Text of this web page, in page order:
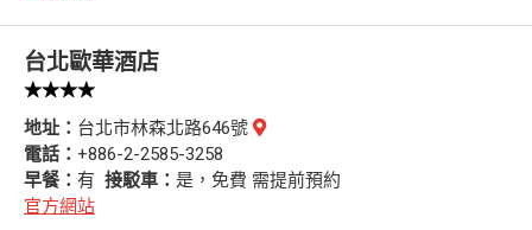
台北歐華酒店
★★★★
地址： 台北市林森北路646號
電話： +886-2-2585-3258
早餐： 有 接駁車： 是，免費 需提前預約
官方網站